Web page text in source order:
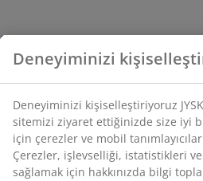
Deneyiminizi
Deneyiminizi kişiselleştiriyoruz
sitemizi ziyaret ettiğinizde size iyi
için çerezler ve mobil
Çerezler, işlevselliği, istatistikleri
sağlamak için hakkınızda bilgi